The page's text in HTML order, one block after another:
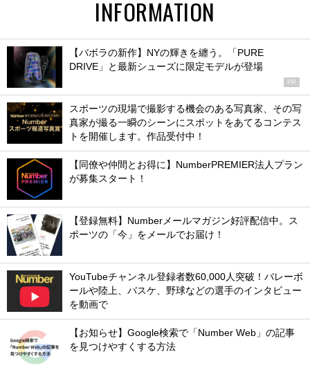
INFORMATION
【バボラの新作】NYの輝きを纏う。「PURE
DRIVE」と最新シューズに限定モデルが登場
PR
スポーツの現場で撮影する機会のある写真家、その写
真家が撮る一瞬のシーンにスポットをあてるコンテス
トを開催します。作品受付中！
【同僚や仲間とお得に】NumberPREMIER法人プラン
が募集スタート！
【登録無料】Numberメールマガジン好評配信中。ス
ポーツの「今」をメールでお届け！
YouTubeチャンネル登録者数60,000人突破！バレーボ
ールや陸上、バスケ、野球などの選手のインタビュー
を動画で
【お知らせ】Google検索で「Number Web」の記事
を見つけやすくする方法